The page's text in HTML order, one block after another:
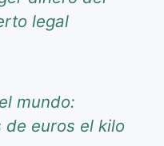
legal
mundo:
de euros el kilo